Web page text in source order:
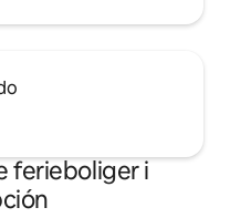
ferieboliger i